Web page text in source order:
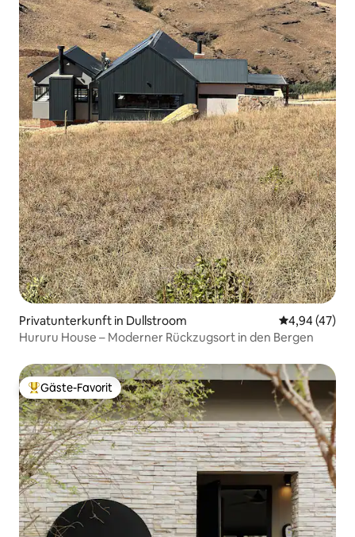
Privatunterkunft in Dullstroom
4,94 (47)
Hururu House – Moderner Rückzugsort in den Bergen
Beliebter Gäste-Favorit.
Gäste-Favorit